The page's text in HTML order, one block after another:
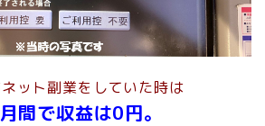
ット副業をしていた時は
間で収益は0円。